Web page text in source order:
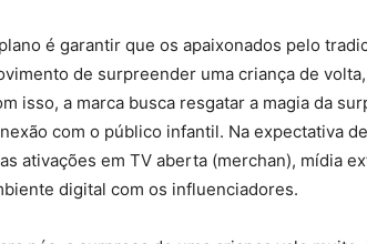
é garantir que os apaixonados pelo
de surpreender uma criança de
isso, a marca busca resgatar a magia da
com o público infantil. Na expectativa
ativações em TV aberta (merchan), mídia
digital com os influenciadores.